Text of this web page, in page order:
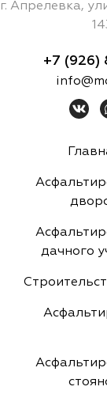
г. Апрелевка,
+7
дачного